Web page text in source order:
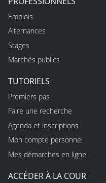
Emplois
Alternances
Stages
Marchés publics
TUTORIELS
Premiers pas
Faire une recherche
Agenda et inscriptions
Mon compte personnel
Mes démarches en ligne
ACCÉDER À LA COUR